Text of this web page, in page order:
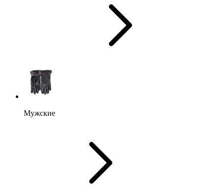
Мужские